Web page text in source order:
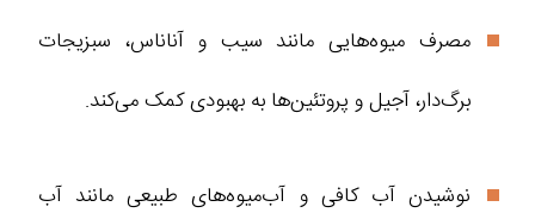
مصرف میوه‌هایی مانند سیب و آناناس، سبزیجات
برگ‌دار، آجیل و پروتئین‌ها به بهبودی کمک می‌کند.
نوشیدن آب کافی و آب‌میوه‌های طبیعی مانند آب